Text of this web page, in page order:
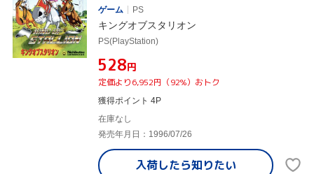
ゲーム
PS
キングオブスタリオン
PS(PlayStation)
¥528円
定価より6,952円（92%）おトク
獲得ポイント 4P
在庫なし
発売年月日：1996/07/26
入荷したら知りたい